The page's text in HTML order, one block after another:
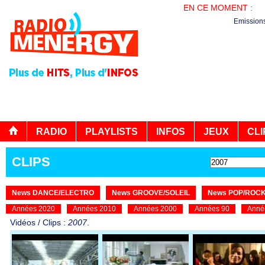
EN CE MOMENT :
RADIO PLAYLISTS INFOS JEUX
CLIPS
News DANCE/ELECTRO News GROOVE/SOLEIL
News POP/
Années 2020
Années 2010 Années 2000 Années 90
Vidéos / Clips : 2007.